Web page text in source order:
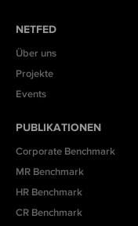
NETFED
Über uns
Projekte
Events
PUBLIKATIONEN
Corporate Benchmark
MR Benchmark
HR Benchmark
CR Benchmark